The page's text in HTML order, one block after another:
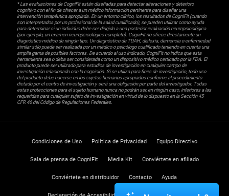
* Las evaluaciones de CogniFit están diseñadas para detectar alteraciones y deterioro
cognitivo con el fin de ofrecer a un médico información pertinente para diseñar una
intervención terapéutica apropiada. En un entorno clínico, los resultados de CogniFit (cuando
son interpretados por un profesional de la salud cualificado), se pueden utilizar como ayuda
para determinar si un individuo debe ser dirigido a una posterior evaluación neuropsicológica
(por ejemplo, un examen neuropsicológico completo). CogniFit no ofrece directamente un
diagnóstico médico de ningún tipo. Un diagnóstico de TDAH, dislexia, demencia o enfermedad
similar sólo puede ser realizada por un médico o psicólogo cualificado teniendo en cuenta una
amplia gama de posibles factores. De acuerdo al uso indicado, CogniFit no indica que esta
herramienta sea o deba ser considerada como un dispositivo médico certicado por la FDA. El
producto puede ser utilizado para estudios de investigación en cualquier campo de
investigación relacionado con la cognición. Si se utiliza para fines de investigación, todo uso
del producto debe hacerse en los sujetos humanos apropiados conforme al procedimiento
dictado por el centro de investigación y será una obligación por parte del investigador. Todas
estas protecciones para el sujeto humano nunca no podrán ser, en ningún caso, inferiores a las
requeridas para cualquier sujeto de investigación en virtud de lo dispuesto en la Sección 45
CFR 46 del Código de Regulaciones Federales.
Condiciones de Uso Política de Privacidad Equipo Directivo
Sala de prensa de CogniFit Media Kit Conviértete en afiliado
Conviértete en distribuidor Contacto Ayuda